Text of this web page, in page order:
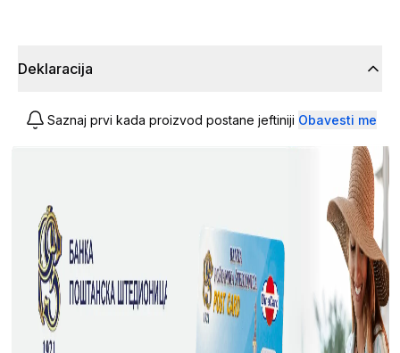
Deklaracija
Saznaj prvi kada proizvod postane jeftiniji Obavesti me